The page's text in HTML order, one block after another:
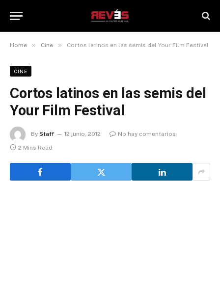
Home » Cine » Cortos latinos en las semis del Your Film Festival
CINE
Cortos latinos en las semis del
Your Film Festival
By Staff 12 junio, 2012
No hay comentarios
2 Mins Read